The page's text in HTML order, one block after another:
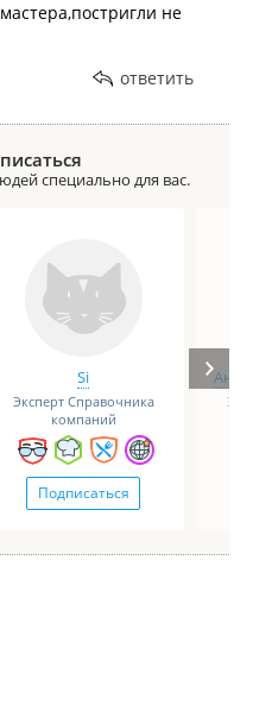
не
ответить
специально для вас.
Si
Эксперт Справочника
компаний
Подписаться